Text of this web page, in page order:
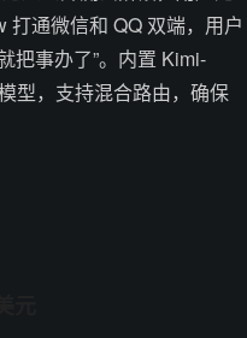
通微信和 QQ 双端，用户
把事办了”。内置 Kimi-
型，支持混合路由，确保